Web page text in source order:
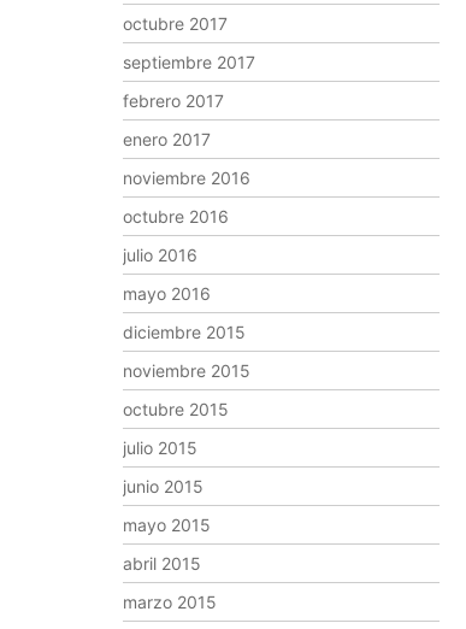
octubre 2017
septiembre 2017
febrero 2017
enero 2017
noviembre 2016
octubre 2016
julio 2016
mayo 2016
diciembre 2015
noviembre 2015
octubre 2015
julio 2015
junio 2015
mayo 2015
abril 2015
marzo 2015